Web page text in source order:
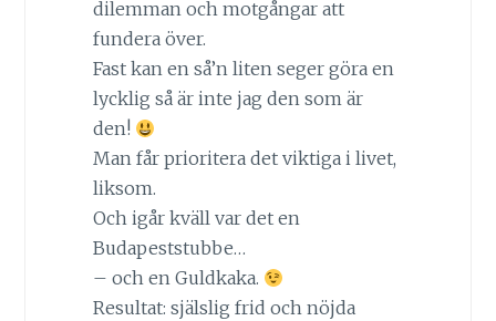
dilemman och motgångar att
fundera över.
Fast kan en så’n liten seger göra en
lycklig så är inte jag den som är
den!
Man får prioritera det viktiga i livet,
liksom.
Och igår kväll var det en
Budapeststubbe…
– och en Guldkaka.
Resultat: själslig frid och nöjda